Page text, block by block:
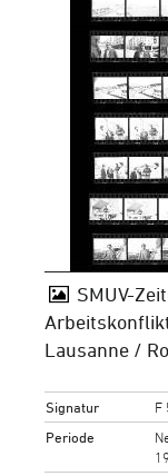
SMUV-
Lausanne /
Signatur
F
Periode